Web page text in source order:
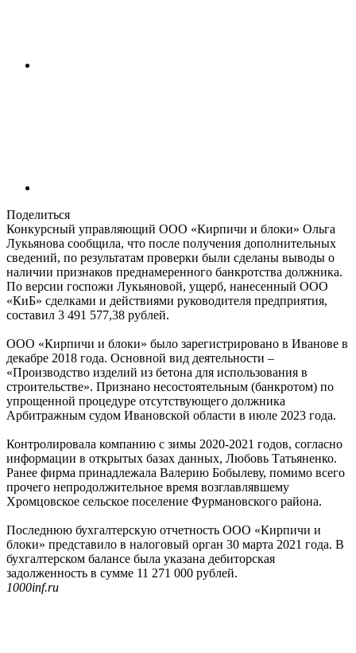
Поделиться
Конкурсный управляющий ООО «Кирпичи и блоки» Ольга
Лукьянова сообщила, что после получения дополнительных
сведений, по результатам проверки были сделаны выводы о
наличии признаков преднамеренного банкротства должника.
По версии госпожи Лукьяновой, ущерб, нанесенный ООО
«КиБ» сделками и действиями руководителя предприятия,
составил 3 491 577,38 рублей.
ООО «Кирпичи и блоки» было зарегистрировано в Иванове в
декабре 2018 года. Основной вид деятельности –
«Производство изделий из бетона для использования в
строительстве». Признано несостоятельным (банкротом) по
упрощенной процедуре отсутствующего должника
Арбитражным судом Ивановской области в июле 2023 года.
Контролировала компанию с зимы 2020-2021 годов, согласно
информации в открытых базах данных, Любовь Татьяненко.
Ранее фирма принадлежала Валерию Бобылеву, помимо всего
прочего непродолжительное время возглавлявшему
Хромцовское сельское поселение Фурмановского района.
Последнюю бухгалтерскую отчетность ООО «Кирпичи и
блоки» представило в налоговый орган 30 марта 2021 года. В
бухгалтерском балансе была указана дебиторская
задолженность в сумме 11 271 000 рублей.
1000inf.ru